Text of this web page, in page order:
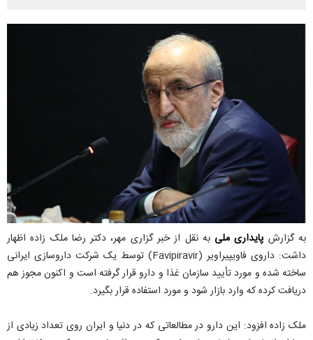
به گزارش پایداری ملی به نقل از خبر گزاری مهر، دکتر رضا ملک زاده اظهار
داشت: داروی فاویپیراویر (Favipiravir) توسط یک شرکت داروسازی ایرانی
ساخته شده و مورد تأیید سازمان غذا و دارو قرار گرفته است و اکنون مجوز هم
دریافت کرده که وارد بازار شود و مورد استفاده قرار بگیرد.
ملک زاده افزود: این دارو در مطالعاتی که در دنیا و ایران روی تعداد زیادی از